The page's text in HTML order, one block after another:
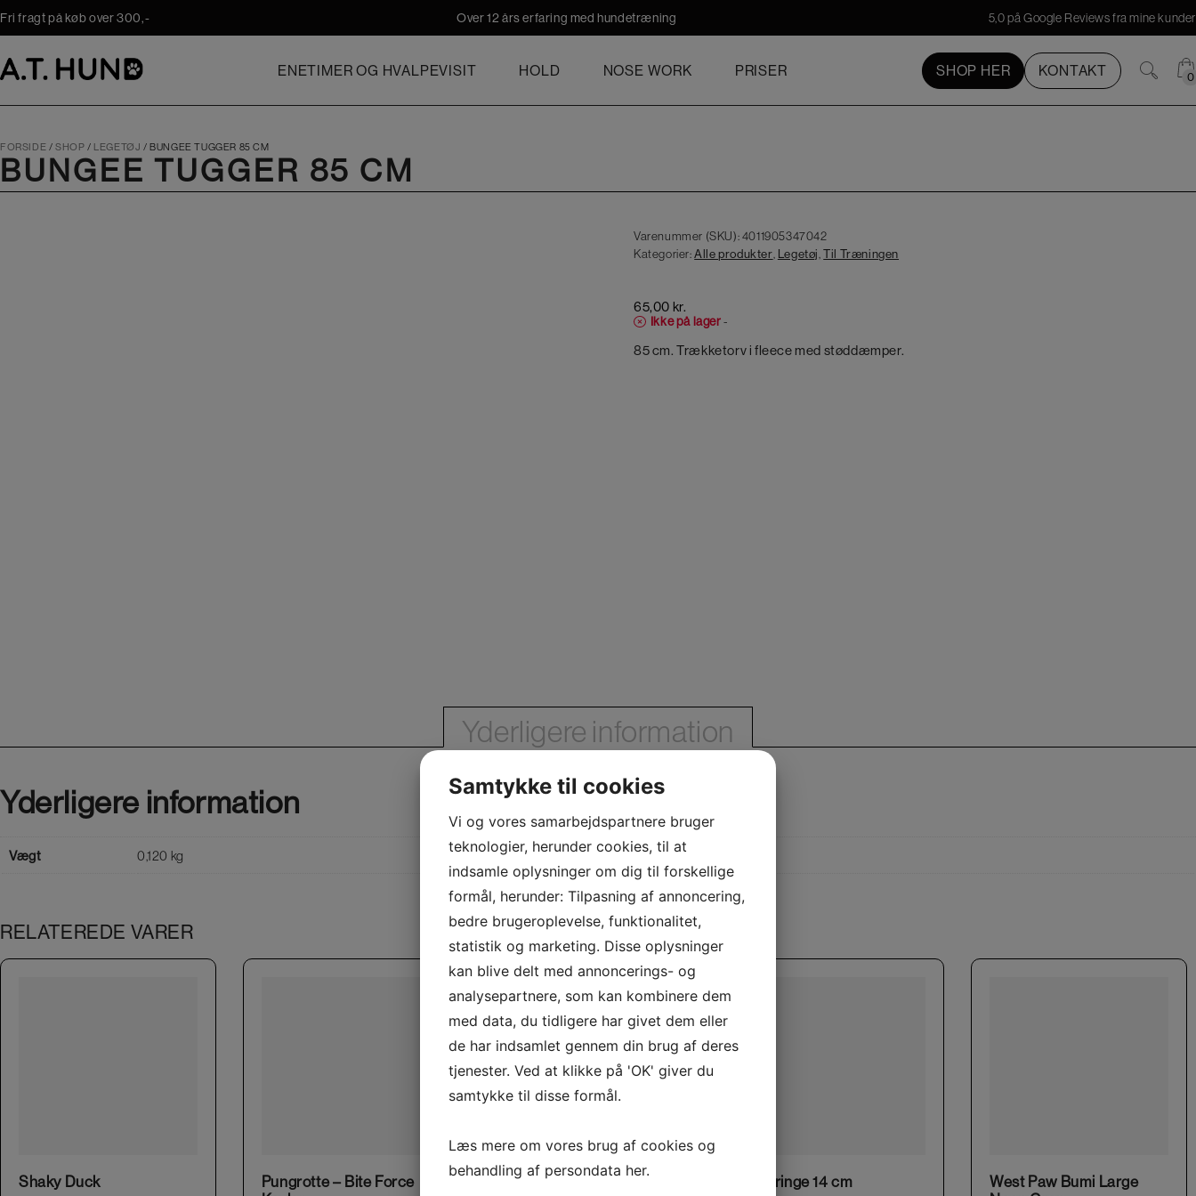
til
indholdet
Fri fragt på køb over 300,- Over 12 års erfaring med hundetræning 5,0 på Google Reviews fra mine kunder
ENETIMER OG HVALPEVISIT HOLD NOSE WORK PRISER SHOP HER KONTAKT 0
0
FORSIDE /SHOP / LEGETØJ /BUNGEE TUGGER 85 CM
BUNGEE TUGGER 85 CM
Varenummer (SKU): 4011905347042
Kategorier:Alle produkter, Legetøj,Til Træningen
65,00 kr.
Ikke på lager-
85 cm. Trækketorv i fleece med støddæmper.
Yderligere information
Yderligere information
Vægt 0,120 kg
RELATEREDE VARER
Shaky Duck
Pungrotte – Bite Force
Chuckit Fetch Medley Plysringe 14 cm
West Paw Bumi Large
Samtykke til cookies
Vi og vores samarbejdspartnere bruger
teknologier, herunder cookies, til at
indsamle oplysninger om dig til forskellige
formål, herunder: Tilpasning af annoncering,
bedre brugeroplevelse, funktionalitet,
statistik og marketing. Disse oplysninger
kan blive delt med annoncerings- og
analysepartnere, som kan kombinere dem
med data, du tidligere har givet dem eller
de har indsamlet gennem din brug af deres
tjenester. Ved at klikke på 'OK' giver du
samtykke til disse formål.
Læs mere om vores brug af cookies og
behandling af persondata her.